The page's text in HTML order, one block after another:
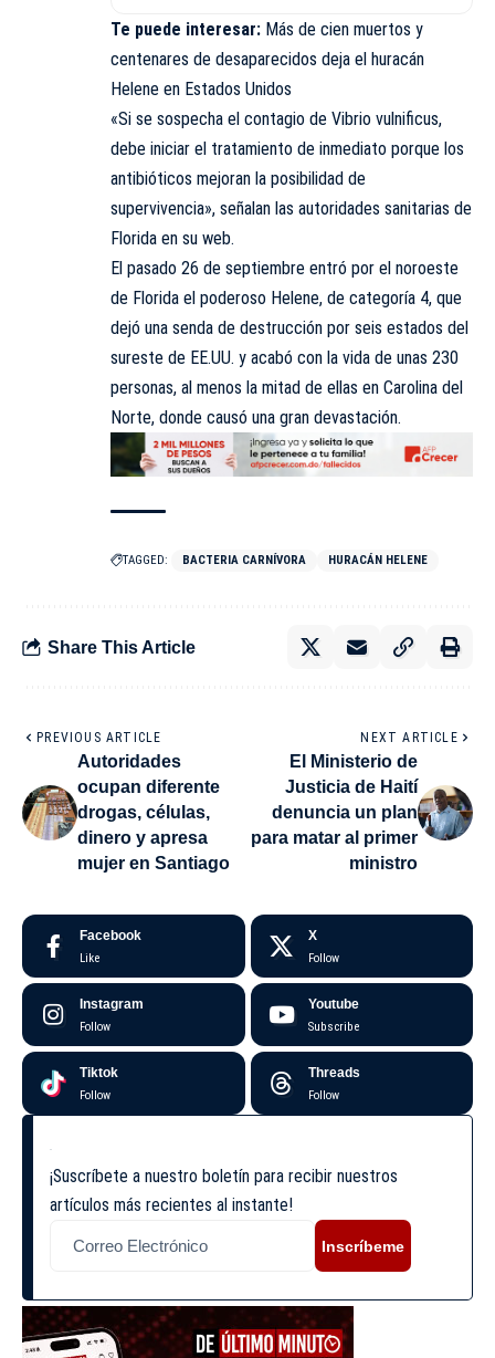
Te puede interesar: Más de cien muertos y
centenares de desaparecidos deja el huracán
Helene en Estados Unidos
«Si se sospecha el contagio de Vibrio vulnificus,
debe iniciar el tratamiento de inmediato porque los
antibióticos mejoran la posibilidad de
supervivencia», señalan las autoridades sanitarias de
Florida en su web.
El pasado 26 de septiembre entró por el noroeste
de Florida el poderoso Helene, de categoría 4, que
dejó una senda de destrucción por seis estados del
sureste de EE.UU. y acabó con la vida de unas 230
personas, al menos la mitad de ellas en Carolina del
Norte, donde causó una gran devastación.
TAGGED: BACTERIA CARNÍVORA HURACÁN HELENE
Share This Article
PREVIOUS ARTICLE
Autoridades
ocupan diferente
drogas, células,
dinero y apresa
mujer en Santiago
NEXT ARTICLE
El Ministerio de
Justicia de Haití
denuncia un plan
para matar al primer
ministro
Facebook
Like
X
Follow
Instagram
Follow
Youtube
Subscribe
Tiktok
Follow
Threads
Follow
¡Suscríbete a nuestro boletín para recibir nuestros
artículos más recientes al instante!
Inscríbeme